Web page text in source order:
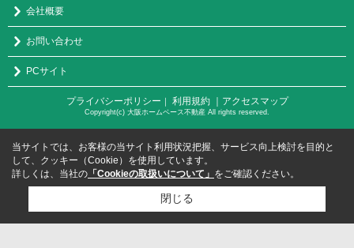
会社概要
お問い合わせ
PCサイト
プライバシーポリシー ｜ 利用規約 ｜アクセスマップ
Copyright(c) 大阪ホームベース不動産 All rights reserved.
当サイトでは、お客様の当サイト利用状況把握、サービス向上検討を目的と
して、クッキー（Cookie）を使用しています。
詳しくは、当社の 「Cookieの取扱いについて」 をご確認ください。
閉じる